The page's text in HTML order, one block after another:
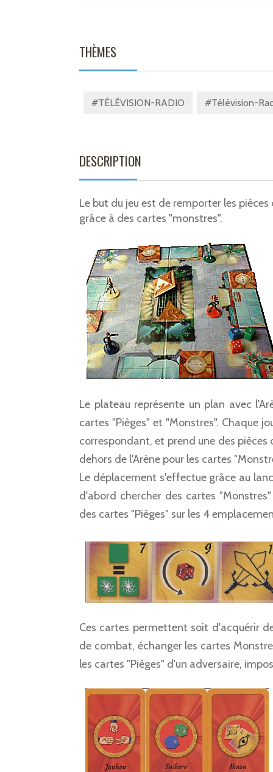
THÈMES
#TÉLÉVISION-RADIO #Télévision-
DESCRIPTION
Le but du jeu est de remporter les
grâce à des cartes "monstres".
Le plateau représente un plan avec
cartes "Pièges" et "Monstres". Chaque
correspondant, et prend une des
dehors de l'Arène pour les cartes
Le déplacement s'effectue grâce au
d'abord chercher des cartes
des cartes "Pièges" sur les 4
Ces cartes permettent soit d'acquérir
de combat, échanger les cartes
les cartes "Pièges" d'un adversaire,